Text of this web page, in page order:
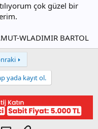
çok güzel bir
WLADIMIR BARTOL
yada kayıt ol.